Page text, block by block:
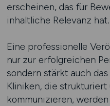
erscheinen, das für
inhaltliche Relevanz hat.
Eine professionelle
nur zur erfolgreichen
sondern stärkt auch
Kliniken, die strukturiert
kommunizieren,